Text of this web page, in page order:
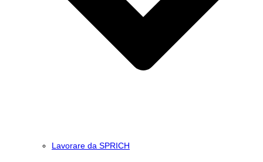
Lavorare da SPRICH